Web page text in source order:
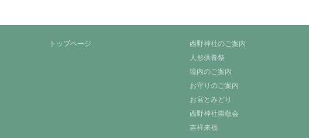
トップページ
西野神社のご案内
人形供養祭
境内のご案内
お守りのご案内
お宮とみどり
西野神社崇敬会
吉祥来福